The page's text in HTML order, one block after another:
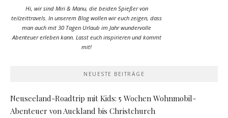
Hi, wir sind Miri & Manu, die beiden Spießer von
teilzeittravels. In unserem Blog wollen wir euch zeigen, dass
man auch mit 30 Tagen Urlaub im Jahr wundervolle
Abenteuer erleben kann. Lasst euch inspirieren und kommt
mit!
NEUESTE BEITRÄGE
Neuseeland-Roadtrip mit Kids: 5 Wochen Wohnmobil-
Abenteuer von Auckland bis Christchurch